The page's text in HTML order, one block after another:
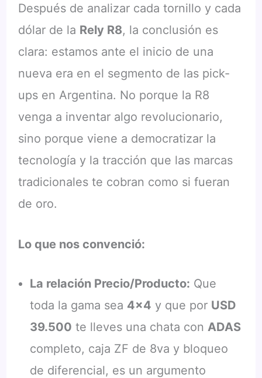
Después de analizar cada tornillo y cada
dólar de la Rely R8, la conclusión es
clara: estamos ante el inicio de una
nueva era en el segmento de las pick-
ups en Argentina. No porque la R8
venga a inventar algo revolucionario,
sino porque viene a democratizar la
tecnología y la tracción que las marcas
tradicionales te cobran como si fueran
de oro.
Lo que nos convenció:
La relación Precio/Producto: Que
toda la gama sea 4×4 y que por USD
39.500 te lleves una chata con ADAS
completo, caja ZF de 8va y bloqueo
de diferencial, es un argumento